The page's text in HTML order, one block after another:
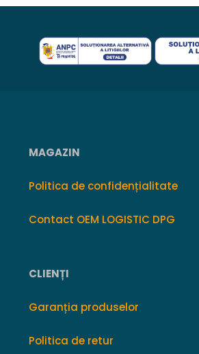
MAGAZIN
Politica de confidențialitate
Contact OEM LOGISTIC DPG
CLIENȚI
Garanția produselor
Politica de retur